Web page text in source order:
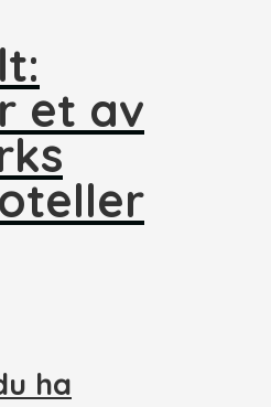
et av
ha